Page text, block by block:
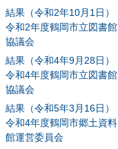
結果（令和2年10月1日）
令和2年度鶴岡市立図書館
協議会
結果（令和4年9月28日）
令和4年度鶴岡市立図書館
協議会
結果（令和5年3月16日）
令和4年度鶴岡市郷土資料
館運営委員会